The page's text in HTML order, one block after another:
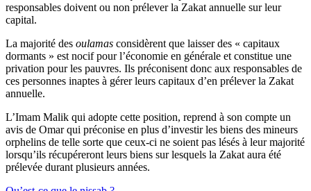
responsables doivent ou non prélever la Zakat annuelle sur leur
capital.
La majorité des oulamas considèrent que laisser des « capitaux
dormants » est nocif pour l’économie en générale et constitue une
privation pour les pauvres. Ils préconisent donc aux responsables de
ces personnes inaptes à gérer leurs capitaux d’en prélever la Zakat
annuelle.
L’Imam Malik qui adopte cette position, reprend à son compte un
avis de Omar qui préconise en plus d’investir les biens des mineurs
orphelins de telle sorte que ceux-ci ne soient pas lésés à leur majorité
lorsqu’ils récupéreront leurs biens sur lesquels la Zakat aura été
prélevée durant plusieurs années.